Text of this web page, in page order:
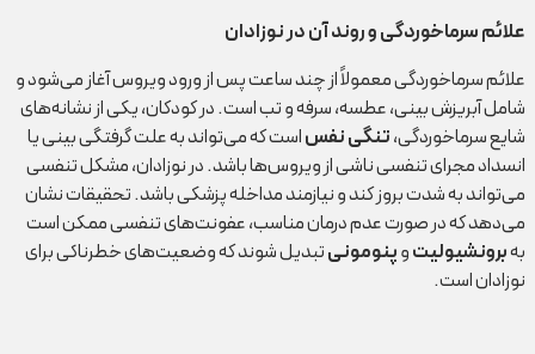
علائم سرماخوردگی و روند آن در نوزادان
علائم سرماخوردگی معمولاً از چند ساعت پس از ورود ویروس آغاز می‌شود و
شامل آبریزش بینی، عطسه، سرفه و تب است. در کودکان، یکی از نشانه‌های
شایع سرماخوردگی،تنگی نفساست که می‌تواند به علت گرفتگی بینی یا
انسداد مجرای تنفسی ناشی از ویروس‌ها باشد. در نوزادان، مشکل تنفسی
می‌تواند به شدت بروز کند و نیازمند مداخله پزشکی باشد. تحقیقات نشان
می‌دهد که در صورت عدم درمان مناسب، عفونت‌های تنفسی ممکن است
بهبرونشیولیتوپنومونیتبدیل شوند که وضعیت‌های خطرناکی برای
نوزادان است.